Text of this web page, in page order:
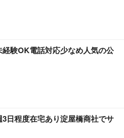
験OK電話対応少なめ人気の公
日程度在宅あり淀屋橋商社でサ